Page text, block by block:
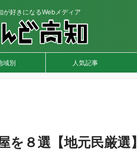
が好きになるWebメディア
域別 人気記事
を８選【地元民厳選】